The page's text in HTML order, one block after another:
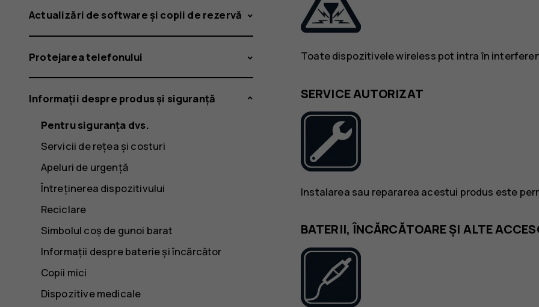
Toate dispozitivele wireless pot intra în
SERVICE AUTORIZAT
Instalarea sau repararea acestui produs este
BATERII, ÎNCĂRCĂTOARE ȘI ALTE
Actualizări de software și copii de rezervă
Protejarea telefonului
Informații despre produs și siguranță
Pentru siguranța dvs.
Servicii de rețea și costuri
Apeluri de urgență
Întreținerea dispozitivului
Reciclare
Simbolul coș de gunoi barat
Informații despre baterie și încărcător
Copii mici
Dispozitive medicale